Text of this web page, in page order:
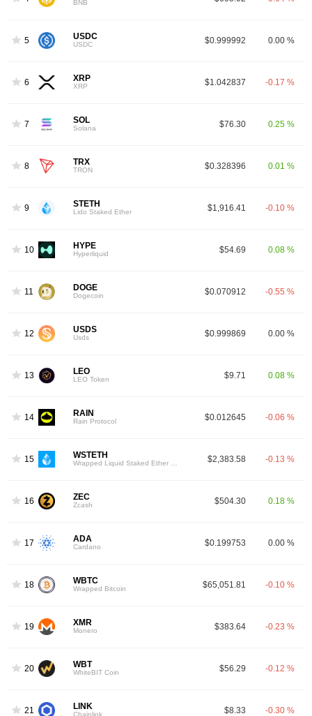
BNB
5 USDC
USDC $0.999992 0.00 %
6 XRP
XRP $1.042837 -0.17 %
7 SOL
Solana $76.30 0.25 %
8 TRX
TRON $0.328396 0.01 %
9 STETH
Lido Staked Ether $1,916.41 -0.10 %
10 HYPE
Hyperliquid $54.69 0.08 %
11 DOGE
Dogecoin $0.070912 -0.55 %
12 USDS
Usds $0.999869 0.00 %
13 LEO
LEO Token $9.71 0.08 %
14 RAIN
Rain Protocol $0.012645 -0.06 %
15 WSTETH $2,383.58 -0.13 %
16 ZEC
Zcash $504.30 0.18 %
17 ADA
Cardano $0.199753 0.00 %
18 WBTC
Wrapped Bitcoin $65,051.81 -0.10 %
19 XMR
Monero $383.64 -0.23 %
20 WBT
WhiteBIT Coin $56.29 -0.12 %
21 LINK
Chainlink $8.33 -0.30 %